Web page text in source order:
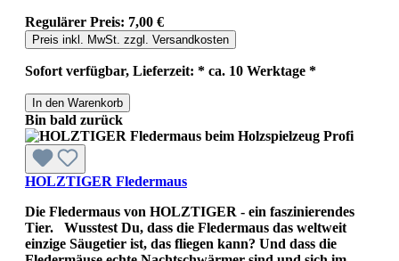
Regulärer Preis: 7,00 €
Preis inkl. MwSt. zzgl. Versandkosten
Sofort verfügbar, Lieferzeit: * ca. 10 Werktage *
In den Warenkorb
Bin bald zurück
HOLZTIGER Fledermaus
Die Fledermaus von HOLZTIGER - ein faszinierendes
Tier. Wusstest Du, dass die Fledermaus das weltweit
einzige Säugetier ist, das fliegen kann? Und dass die